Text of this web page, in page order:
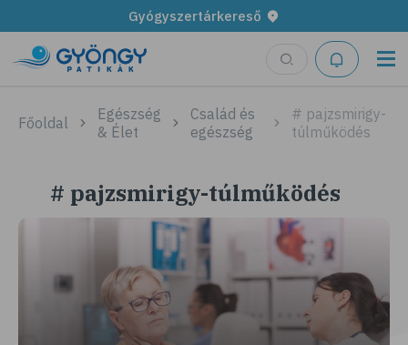
Gyógyszertárkereső
Főoldal
Egészség
& Élet
Család és
egészség
# pajzsmirigy-
túlműködés
# pajzsmirigy-túlműködés